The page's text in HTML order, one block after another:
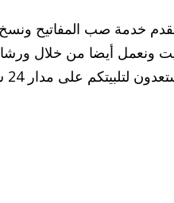
خدمة صب المفاتيح ونسخ
ونعمل أيضا من خلال